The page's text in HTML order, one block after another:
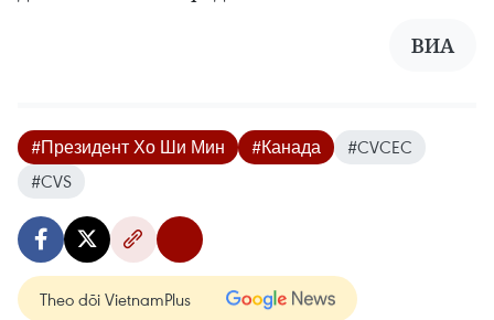
ВИА
#Президент Хо Ши Мин #Канада
#CVCEC
#CVS
Theo dõi VietnamPlus